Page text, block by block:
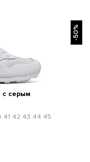
-50%
с серым
41 42 43 44 45